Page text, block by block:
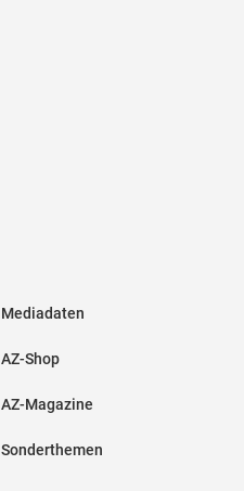
Mediadaten
AZ-Shop
AZ-Magazine
Sonderthemen